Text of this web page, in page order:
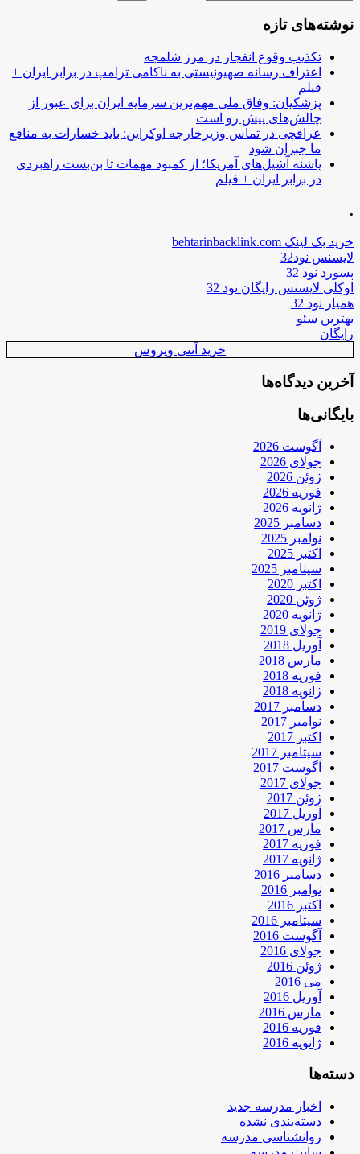
نوشته‌های تازه
تکذیب وقوع انفجار در مرز شلمچه
اعتراف رسانه صهیونیستی به ناکامی ترامپ در برابر ایران +
فیلم
پزشکیان: وفاق ملی مهم‌ترین سرمایه ایران برای عبور از
چالش‌های پیش رو است
عراقچی در تماس وزیرخارجه اوکراین: باید خسارات به منافع
ما جبران شود
پاشنه آشیل‌های آمریکا؛ از کمبود مهمات تا بن‌بست راهبردی
در برابر ایران + فیلم
.
خرید بک لینک behtarinbacklink.com
لایسنس نود32
پسورد نود 32
اوکلی لایسنس رایگان نود 32
همیار نود 32
بهترین سئو
رایگان
خرید آنتی ویروس
آخرین دیدگاه‌ها
بایگانی‌ها
آگوست 2026
جولای 2026
ژوئن 2026
فوریه 2026
ژانویه 2026
دسامبر 2025
نوامبر 2025
اکتبر 2025
سپتامبر 2025
اکتبر 2020
ژوئن 2020
ژانویه 2020
جولای 2019
آوریل 2018
مارس 2018
فوریه 2018
ژانویه 2018
دسامبر 2017
نوامبر 2017
اکتبر 2017
سپتامبر 2017
آگوست 2017
جولای 2017
ژوئن 2017
آوریل 2017
مارس 2017
فوریه 2017
ژانویه 2017
دسامبر 2016
نوامبر 2016
اکتبر 2016
سپتامبر 2016
آگوست 2016
جولای 2016
ژوئن 2016
می 2016
آوریل 2016
مارس 2016
فوریه 2016
ژانویه 2016
دسته‌ها
اخبار مدرسه جدید
دسته‌بندی نشده
روانشناسی مدرسه